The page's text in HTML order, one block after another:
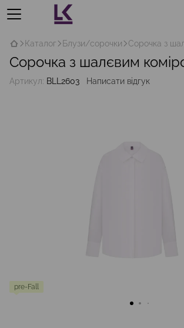
Каталог Блузи/сорочки Сорочка з
Сорочка з шалєвим
Артикул: BLL2603 Написати відгук
pre-Fall